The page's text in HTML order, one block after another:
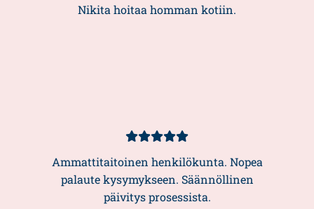
Nikita hoitaa homman kotiin.
Asiakasarvio
5/5
Ammattitaitoinen henkilökunta. Nopea
palaute kysymykseen. Säännöllinen
päivitys prosessista.